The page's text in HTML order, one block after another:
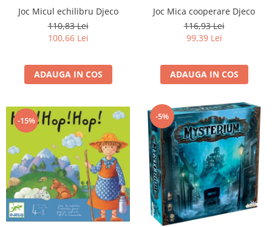
Joc Micul echilibru Djeco
110,83 Lei
100,66 Lei
ADAUGA IN COS
Joc Mica cooperare Djeco
116,93 Lei
99,39 Lei
ADAUGA IN COS
-15% -5%